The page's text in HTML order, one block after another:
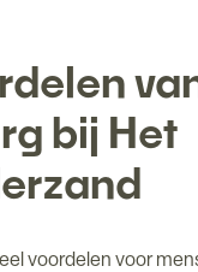
bij Het
voordelen voor